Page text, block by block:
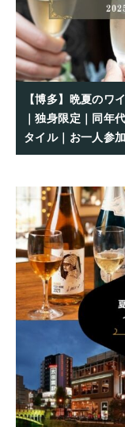
【博多】晩夏のワ
｜独身限定｜同年
タイル｜お一人参